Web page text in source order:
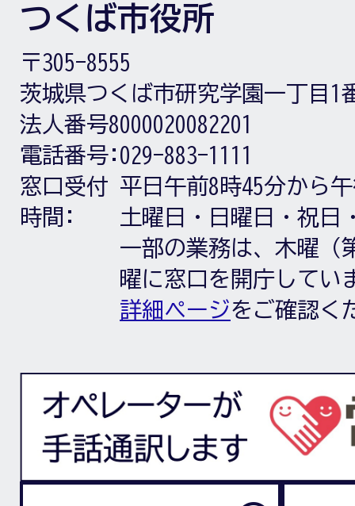
つくば市役所
〒305-8555
茨城県つくば市研究学園一丁目1
法人番号8000020082201
電話番号: 029-883-1111
窓口受付
時間:
平日午前8時45分から
土曜日・日曜日・祝日
一部の業務は、木曜（
曜に窓口を開庁してい
詳細ページをご確認く